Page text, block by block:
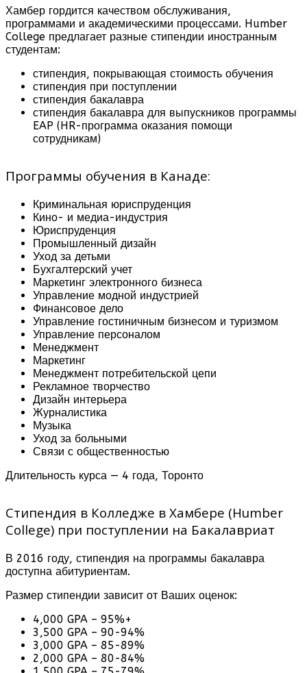
Хамбер гордится качеством обслуживания,
программами и академическими процессами. Humber
College предлагает разные стипендии иностранным
студентам:
стипендия, покрывающая стоимость обучения
стипендия при поступлении
стипендия бакалавра
стипендия бакалавра для выпускников программы
EAP (HR-программа оказания помощи
сотрудникам)
Программы обучения в Канаде:
Криминальная юриспруденция
Кино- и медиа-индустрия
Юриспруденция
Промышленный дизайн
Уход за детьми
Бухгалтерский учет
Маркетинг электронного бизнеса
Управление модной индустрией
Финансовое дело
Управление гостиничным бизнесом и туризмом
Управление персоналом
Менеджмент
Маркетинг
Менеджмент потребительской цепи
Рекламное творчество
Дизайн интерьера
Журналистика
Музыка
Уход за больными
Связи с общественностью
Длительность курса — 4 года, Торонто
Стипендия в Колледже в Хамбере (Humber
College) при поступлении на Бакалавриат
В 2016 году, стипендия на программы бакалавра
доступна абитуриентам.
Размер стипендии зависит от Ваших оценок:
4,000 GPA – 95%+
3,500 GPA – 90-94%
3,000 GPA – 85-89%
2,000 GPA – 80-84%